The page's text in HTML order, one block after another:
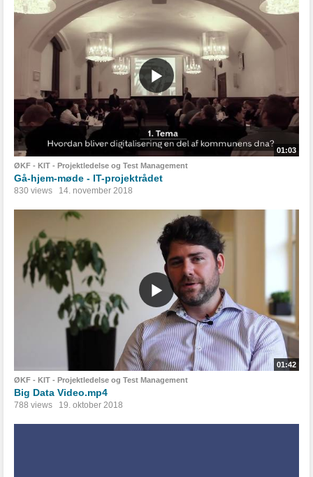
01:03
ØKF - KIT - Projektledelse og Test Management
Gå-hjem-møde - IT-projektrådet
830 views 14. november 2018
01:42
ØKF - KIT - Projektledelse og Test Management
Big Data Video.mp4
788 views 19. oktober 2018